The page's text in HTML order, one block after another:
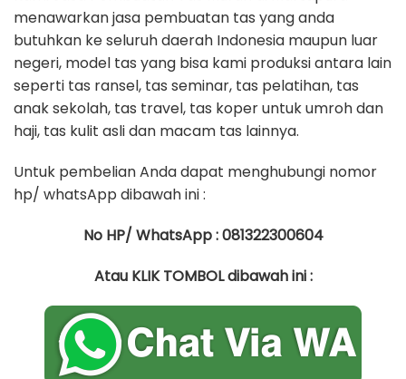
menawarkan jasa pembuatan tas yang anda
butuhkan ke seluruh daerah Indonesia maupun luar
negeri, model tas yang bisa kami produksi antara lain
seperti tas ransel, tas seminar, tas pelatihan, tas
anak sekolah, tas travel, tas koper untuk umroh dan
haji, tas kulit asli dan macam tas lainnya.
Untuk pembelian Anda dapat menghubungi nomor
hp/ whatsApp dibawah ini :
No HP/ WhatsApp : 081322300604
Atau KLIK TOMBOL dibawah ini :